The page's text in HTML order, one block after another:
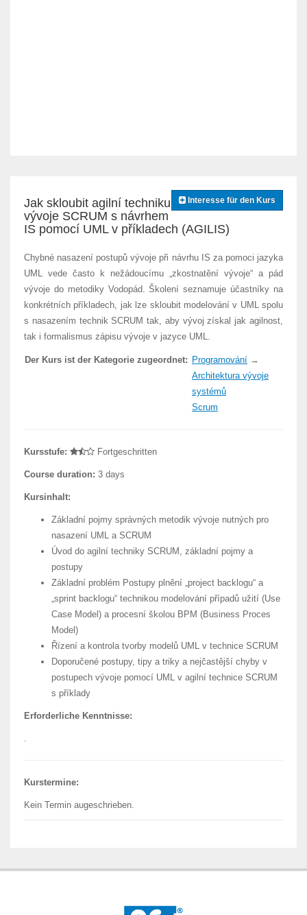
Interesse für den Kurs
Jak skloubit agilní techniku
vývoje SCRUM s návrhem
IS pomocí UML v příkladech (AGILIS)
Chybné nasazení postupů vývoje při návrhu IS za pomoci jazyka
UML vede často k nežádoucímu „zkostnatění vývoje“ a pád
vývoje do metodiky Vodopád. Školení seznamuje účastníky na
konkrétních příkladech, jak lze skloubit modelování v UML spolu
s nasazením technik SCRUM tak, aby vývoj získal jak agilnost,
tak i formalismus zápisu vývoje v jazyce UML.
Der Kurs ist der Kategorie zugeordnet: Programování →
Architektura vývoje
systémů
Scrum
Kursstufe: Fortgeschritten
Course duration: 3 days
Kursinhalt:
Základní pojmy správných metodik vývoje nutných pro
nasazení UML a SCRUM
Úvod do agilní techniky SCRUM, základní pojmy a
postupy
Základní problém Postupy plnění „project backlogu“ a
„sprint backlogu“ technikou modelování případů užití (Use
Case Model) a procesní školou BPM (Business Proces
Model)
Řízení a kontrola tvorby modelů UML v technice SCRUM
Doporučené postupy, tipy a triky a nejčastější chyby v
postupech vývoje pomocí UML v agilní technice SCRUM
s příklady
Erforderliche Kenntnisse:
.
Kurstermine:
Kein Termin augeschrieben.